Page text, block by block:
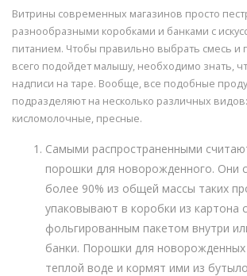
Витрины современных магазинов просто
разнообразными коробками и банками с
питанием. Чтобы правильно выбрать смесь и
всего подойдет малышу, необходимо знать,
надписи на таре. Вообще, все подобные
подразделяют на несколько различных
кисломолочные, пресные.
Самыми распространенными
порошки для новорожденного. Они
более 90% из общей массы таких
упаковывают в коробки из картона с
фольгированным пакетом внутри
банки. Порошки для новорожденных
теплой воде и кормят ими из